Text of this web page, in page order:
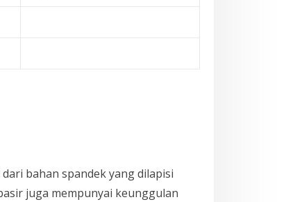
bahan spandek yang dilapisi
juga mempunyai keunggulan